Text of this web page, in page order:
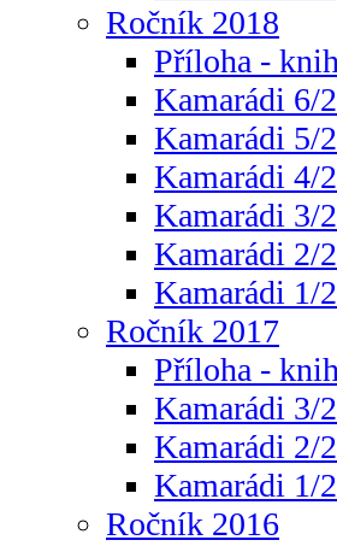
Ročník 2018
Příloha -
Kamarádi 6/
Kamarádi 5/
Kamarádi 4/
Kamarádi 3/
Kamarádi 2/
Kamarádi 1/
Ročník 2017
Příloha -
Kamarádi 3/
Kamarádi 2/
Kamarádi 1/
Ročník 2016